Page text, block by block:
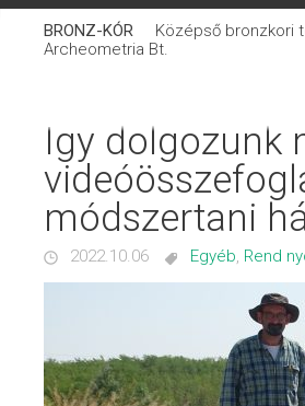
BRONZ-KÓR
Középső bronzkori
Archeometria Bt.
Így dolgozunk
módszertani
2022.10.06 Egyéb, Rend